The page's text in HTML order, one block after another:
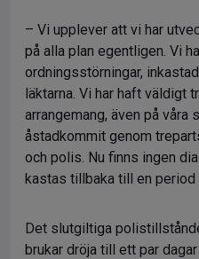
– Vi upplever att vi har
på alla plan egentligen. Vi
ordningsstörningar,
läktarna. Vi har haft väldigt
arrangemang, även på våra
åstadkommit genom
och polis. Nu finns ingen
kastas tillbaka till en period
Det slutgiltiga
brukar dröja till ett par